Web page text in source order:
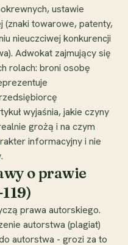
ustawie
(znaki towarowe, patenty,
nieuczciwej konkurencji
Adwokat zajmujący się
rolach: broni osobę
wyjaśnia, jakie czyny
grożą i na czym
informacyjny i nie
o prawie
prawa autorskiego.
autorstwa (plagiat)
autorstwa - grozi za to